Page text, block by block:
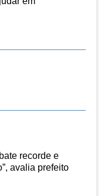
recorde e
avalia prefeito